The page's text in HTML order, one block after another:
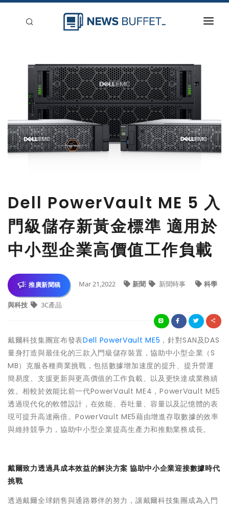
新聞稿分類
登入
刊登
Dell PowerVault ME 5 入
門級儲存新黃金標準 適用於
中小型企業高價值工作負載
推廣新聞稿 Mar 21,2022 新聞 新聞時事 科學
與科技 3C產品
戴爾科技集團宣布發表Dell PowerVault ME5 ，針對SAN及DAS
量身打造與最佳化的三款入門級儲存裝置，協助中小型企業（S
MB）克服各種商業挑戰，包括數據增加速度的提升、提升營運
簡易度、支援更新與更高價值的工作負載、以及更快達成業務績
效。相較於效能比前一代PowerVault ME4，PowerVault ME5
透過現代化的軟體設計，在效能、吞吐量、容量以及記憶體的表
現可提升高達兩倍。PowerVault ME5藉由增進存取數據的效率
與維持競爭力，協助中小型企業提高生產力和推動業務成長。
戴爾致力透過具成本效益的解決方案 協助中小企業迎接數據時代
挑戰
透過戴爾全球銷售與通路夥伴的努力，讓戴爾科技集團成為入門